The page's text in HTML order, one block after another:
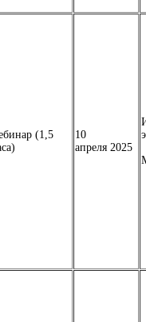
(1,5
10
апреля 2025